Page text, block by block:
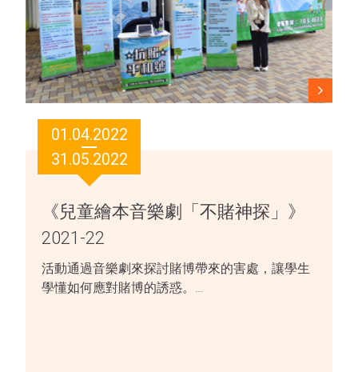
01.04.2022
31.05.2022
《兒童繪本音樂劇「不賭神探」》
2021-22
活動通過音樂劇來探討賭博帶來的害處，讓學生
學懂如何應對賭博的誘惑。…